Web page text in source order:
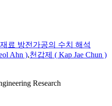
료 방전가공의 수치 해석
Ahn ),천갑제 ( Kap Jae Chun )
Research